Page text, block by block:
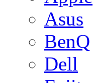
Asus
BenQ
Dell